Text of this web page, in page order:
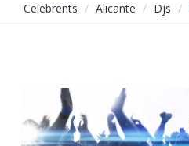
Celebrents Alicante Djs